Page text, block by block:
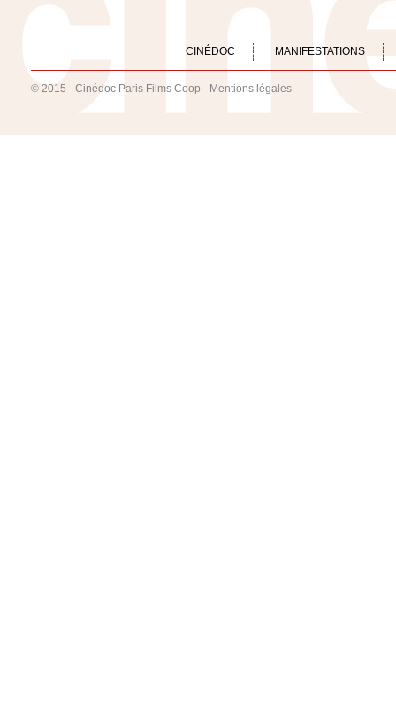
CINÉDOC MANIFESTATIONS
© 2015 - Cinédoc Paris Films Coop - Mentions légales